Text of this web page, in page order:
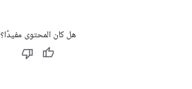
هل كان المحتوى مفيدًا؟